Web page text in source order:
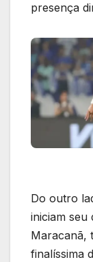
presença
Do outro
iniciam seu
Maracanã,
finalíssima